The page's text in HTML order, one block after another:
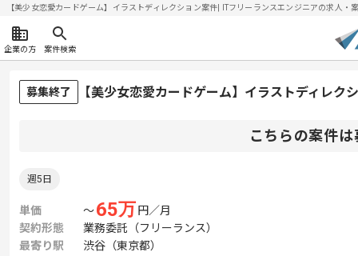
【美少女恋愛カードゲーム】イラストディレクション案件| ITフリーランスエンジニアの求人
企業の方 案件検索
募集終了 【美少女恋愛カードゲーム】イラストディレク
こちらの案件
週5日
単価 〜65万 円／月
契約形態
業務委託（フリーランス）
最寄り駅
渋谷（東京都）